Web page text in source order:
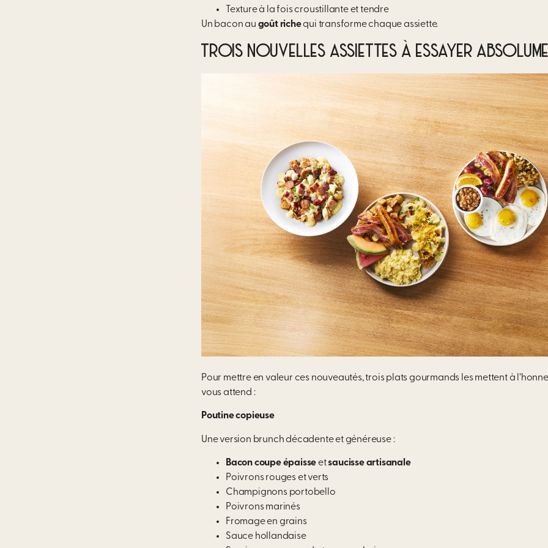
Texture à la fois croustillante et tendre
Un bacon au goût richequi transforme chaque assiette.
TROIS NOUVELLES ASSIETTES À ESSAYER
Pour mettre en valeur ces nouveautés, trois plats gourmands les mettent à
vous attend :
Poutine copieuse
Une version brunchdécadente et généreuse :
Bacon coupe épaisseetsaucisse artisanale
Poivrons rouges et verts
Champignons portobello
Poivrons marinés
Fromage en grains
Sauce hollandaise